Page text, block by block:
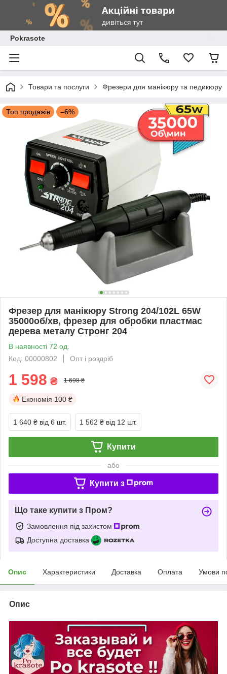
Pokrasote
Товари та послуги Фрезери для манікюру та педикюру
Топ продажів –6%
Фрезер для манікюру Strong 204/102L 65W
35000об/хв, фрезер для обробки пластмас
дерева металу Стронг 204
В наявності 72 од.
Код: 00000802
Опт і роздріб
1 598 ₴ 1 698 ₴
Економія 100 ₴
1 640 ₴ від 6 шт. 1 562 ₴ від 12 шт.
Купити
або
Купити з
Що таке купити з Пром?
Замовлення під захистом
Доступна доставка
Опис Характеристики Доставка Оплата Умови
Опис